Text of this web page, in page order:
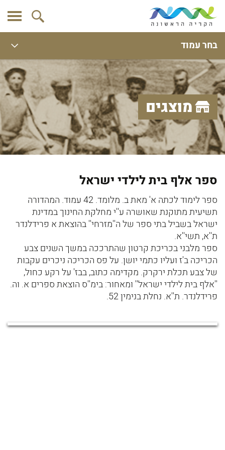
בחר עמוד
מוצגים
ספר אלף בית לילדי ישראל
ספר לימוד לכתה א' מאת ב. מלומד. 42 עמוד. המהדורה
תשיעית מתוקנת שאושרה ע''י מחלקת החינוך במדינת
ישראל בשביל בתי ספר של ה''מזרחי'' בהוצאת א פרידלנדר
ת''א, תשי''א.
ספר מלבני בכריכת קרטון שהתרככה במשך השנים צבע
הכריכה ב'ז ועליו כתמי יושן. על פס הכריכה ניכרים עקבות
של צבע תכלת ירקרק. מקדימה כתוב, בבז' על רקע כחול,
''אלף בית לילדי ישראל'' ומאחור: בימ''ס הוצאת ספרים א. וה.
פרידלנדר. ת''א. נחלת בנימין 52.